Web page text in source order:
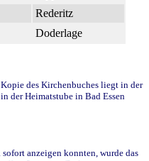
Rederitz
Doderlage
des Kirchenbuches liegt in der
der Heimatstube in Bad Essen
anzeigen konnten, wurde das